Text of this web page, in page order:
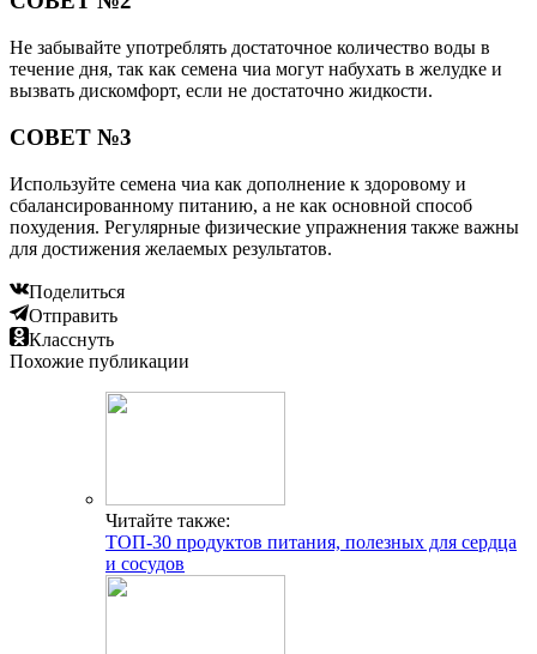
Не забывайте употреблять достаточное количество воды в
течение дня, так как семена чиа могут набухать в желудке и
вызвать дискомфорт, если не достаточно жидкости.
СОВЕТ №3
Используйте семена чиа как дополнение к здоровому и
сбалансированному питанию, а не как основной способ
похудения. Регулярные физические упражнения также важны
для достижения желаемых результатов.
Поделиться
Отправить
Класснуть
Похожие публикации
Читайте также:
ТОП-30 продуктов питания, полезных для сердца
и сосудов